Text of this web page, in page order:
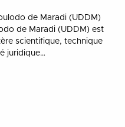
de Maradi (UDDM)
de Maradi (UDDM) est
scientifique, technique
juridique…